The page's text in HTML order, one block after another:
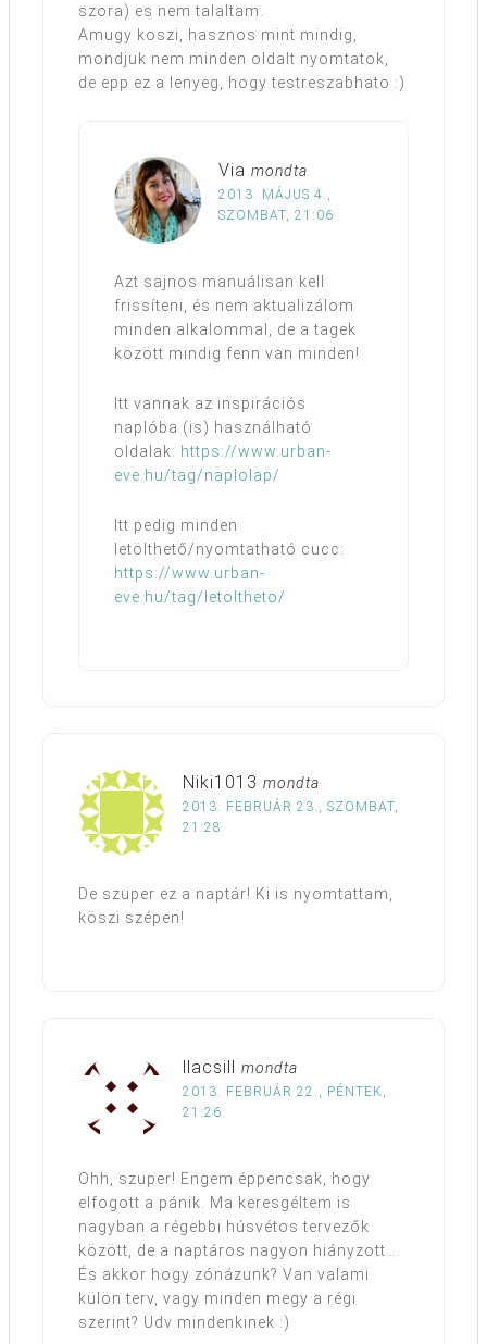
szora) es nem talaltam.
Amugy koszi, hasznos mint mindig,
mondjuk nem minden oldalt nyomtatok,
de epp ez a lenyeg, hogy testreszabhato :)
Via mondta
2013. MÁJUS 4.,
SZOMBAT, 21:06
Azt sajnos manuálisan kell
frissíteni, és nem aktualizálom
minden alkalommal, de a tagek
között mindig fenn van minden!
Itt vannak az inspirációs
naplóba (is) használható
oldalak: https://www.urban-
eve.hu/tag/naplolap/
Itt pedig minden
letölthető/nyomtatható cucc:
https://www.urban-
eve.hu/tag/letoltheto/
Niki1013 mondta
2013. FEBRUÁR 23., SZOMBAT,
21:28
De szuper ez a naptár! Ki is nyomtattam,
köszi szépen!
llacsill mondta
2013. FEBRUÁR 22., PÉNTEK,
21:26
Ohh, szuper! Engem éppencsak, hogy
elfogott a pánik. Ma keresgéltem is
nagyban a régebbi húsvétos tervezők
között, de a naptáros nagyon hiányzott….
És akkor hogy zónázunk? Van valami
külön terv, vagy minden megy a régi
szerint? Üdv mindenkinek :)